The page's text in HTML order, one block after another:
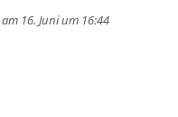
am 16. Juni um 16:44